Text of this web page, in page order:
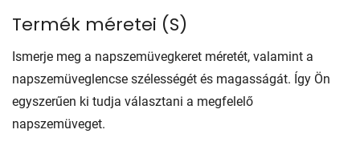
Termék méretei (S)
Ismerje meg a napszemüvegkeret méretét, valamint a
napszemüveglencse szélességét és magasságát. Így Ön
egyszerűen ki tudja választani a megfelelő
napszemüveget.